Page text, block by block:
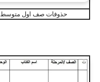
حذوفات صف اول متوسط 2022 كورس ثاني بعد نصف السنة